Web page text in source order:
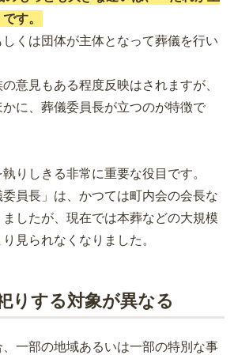
す。
くは団体が主体となって葬儀を行い
意見もある程度反映はされますが、
に、葬儀委員長が立つのが特徴で
りしきる非常に重要な役目です。
員長」は、かつては町内会の会長な
したが、現在では本葬などの大規模
見られなくなりました。
りする対象が異なる
一部の地域あるいは一部の特別な事